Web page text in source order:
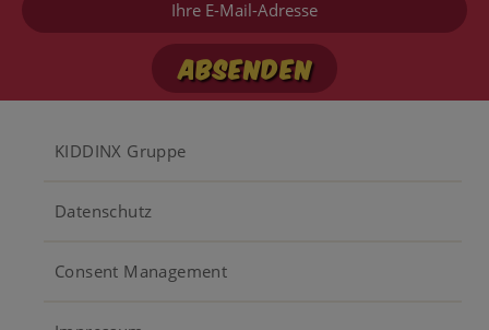
Mail-
Footer
KIDDINX Gruppe
Datenschutz
Consent Management